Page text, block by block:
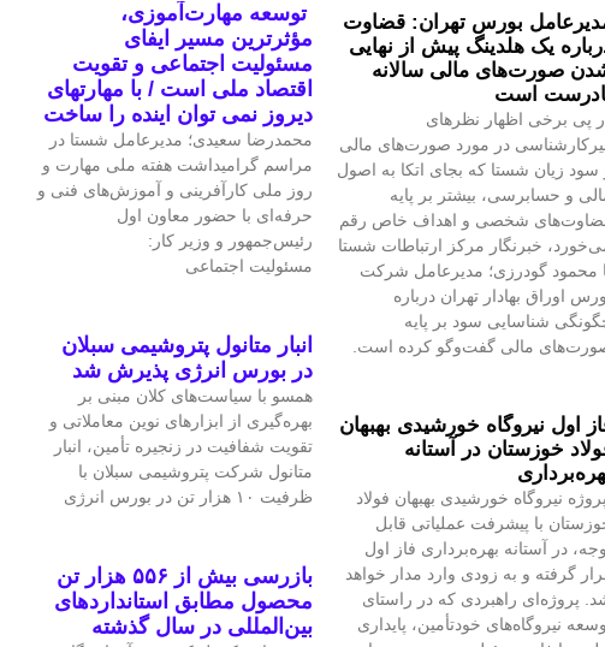
بورس تهران: قضاوت
یک هلدینگ پیش از نهایی
صورت‌های مالی سالانه
است
پی برخی اظهار نظرهای
در مورد صورت‌های مالی
سود زیان شستا که بجای اتکا به اصول
و حسابرسی، بیشتر بر پایه
شخصی و اهداف خاص رقم
خبرنگار مرکز ارتباطات شستا
محمود گودرزی؛ مدیرعامل شرکت
اوراق بهادار تهران درباره
شناسایی سود بر پایه
مالی گفت‌وگو کرده است.
اول نیروگاه خورشیدی بهبهان
خوزستان در آستانه
پروژه نیروگاه خورشیدی بهبهان فولاد
با پیشرفت عملیاتی قابل‌
در آستانه بهره‌برداری فاز اول
گرفته و به‌ زودی وارد مدار خواهد
پروژه‌ای راهبردی که در راستای
نیروگاه‌های خودتأمین، پایداری
توسعه مهارت‌آموزی،
مؤثرترین مسیر ایفای
مسئولیت اجتماعی و تقویت
اقتصاد ملی است / با مهارتهای
دیروز نمی توان اینده را ساخت
محمدرضا سعیدی؛ مدیرعامل شستا در
مراسم گرامیداشت هفته ملی مهارت و
روز ملی کارآفرینی و آموزش‌های فنی و
حرفه‌ای با حضور معاون اول
رئیس‌جمهور و وزیر کار:
مسئولیت اجتماعی
انبار متانول پتروشیمی سبلان
در بورس انرژی پذیرش شد
همسو با سیاست‌های کلان مبنی بر
بهره‌گیری از ابزارهای نوین معاملاتی و
تقویت شفافیت در زنجیره تأمین، انبار
متانول شرکت پتروشیمی سبلان با
ظرفیت ۱۰ هزار تن در بورس انرژی
بازرسی بیش از ۵۵۶ هزار تن
محصول مطابق استانداردهای
بین‌المللی در سال گذشته